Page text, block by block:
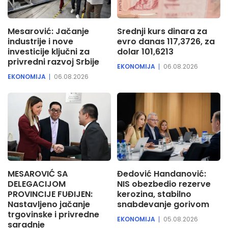
Mesarović: Jačanje
industrije i nove
investicije ključni za
privredni razvoj Srbije
EKONOMIJA 06.08.2026
Srednji kurs dinara za
evro danas 117,3726, za
dolar 101,6213
EKONOMIJA 06.08.2026
MESAROVIĆ SA
DELEGACIJOM
PROVINCIJE FUĐIJEN:
Nastavljeno jačanje
trgovinske i privredne
saradnje
Đedović Handanović:
NIS obezbedio rezerve
kerozina, stabilno
snabdevanje gorivom
EKONOMIJA 05.08.2026